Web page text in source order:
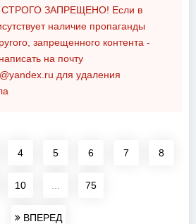
СТРОГО ЗАПРЕЩЕНО! Если в
наличие пропаганды
запрещенного контента -
на почту
для удаления
4 5 6 7 8
10 75
ВПЕРЕД